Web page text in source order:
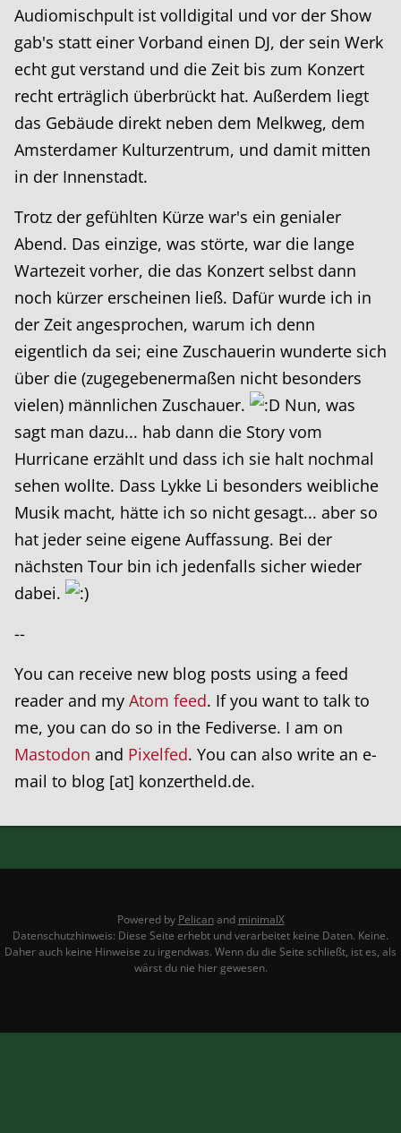
Audiomischpult ist volldigital und vor der Show
gab's statt einer Vorband einen DJ, der sein Werk
echt gut verstand und die Zeit bis zum Konzert
recht erträglich überbrückt hat. Außerdem liegt
das Gebäude direkt neben dem Melkweg, dem
Amsterdamer Kulturzentrum, und damit mitten
in der Innenstadt.
Trotz der gefühlten Kürze war's ein genialer
Abend. Das einzige, was störte, war die lange
Wartezeit vorher, die das Konzert selbst dann
noch kürzer erscheinen ließ. Dafür wurde ich in
der Zeit angesprochen, warum ich denn
eigentlich da sei; eine Zuschauerin wunderte sich
über die (zugegebenermaßen nicht besonders
vielen) männlichen Zuschauer.
Nun, was
sagt man dazu... hab dann die Story vom
Hurricane erzählt und dass ich sie halt nochmal
sehen wollte. Dass Lykke Li besonders weibliche
Musik macht, hätte ich so nicht gesagt... aber so
hat jeder seine eigene Auffassung. Bei der
nächsten Tour bin ich jedenfalls sicher wieder
dabei.
--
You can receive new blog posts using a feed
reader and my Atom feed. If you want to talk to
me, you can do so in the Fediverse. I am on
Mastodon and Pixelfed. You can also write an e-
mail to blog [at] konzertheld.de.
Powered by Pelicanand minimalX
Datenschutzhinweis: Diese Seite erhebt und verarbeitet keine Daten. Keine.
Daher auch keine Hinweise zu irgendwas. Wenn du die Seite schließt, ist es, als
wärst du nie hier gewesen.